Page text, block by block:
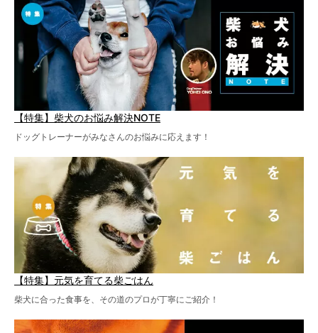
【特集】柴犬のお悩み解決NOTE
ドッグトレーナーがみなさんのお悩みに応えます！
【特集】元気を育てる柴ごはん
柴犬に合った食事を、その道のプロが丁寧にご紹介！